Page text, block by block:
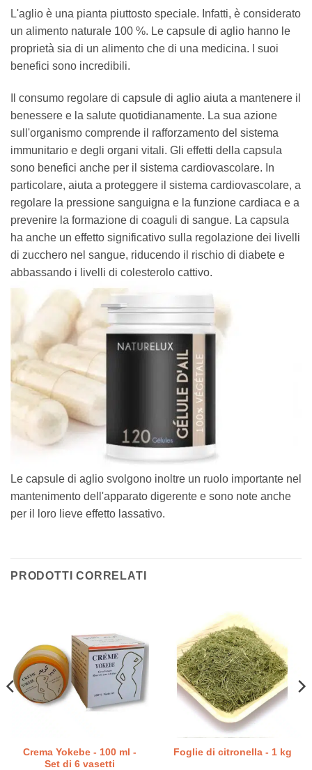
L'aglio è una pianta piuttosto speciale. Infatti, è considerato
un alimento naturale 100 %. Le capsule di aglio hanno le
proprietà sia di un alimento che di una medicina. I suoi
benefici sono incredibili.
Il consumo regolare di capsule di aglio aiuta a mantenere il
benessere e la salute quotidianamente. La sua azione
sull'organismo comprende il rafforzamento del sistema
immunitario e degli organi vitali. Gli effetti della capsula
sono benefici anche per il sistema cardiovascolare. In
particolare, aiuta a proteggere il sistema cardiovascolare, a
regolare la pressione sanguigna e la funzione cardiaca e a
prevenire la formazione di coaguli di sangue. La capsula
ha anche un effetto significativo sulla regolazione dei livelli
di zucchero nel sangue, riducendo il rischio di diabete e
abbassando i livelli di colesterolo cattivo.
Le capsule di aglio svolgono inoltre un ruolo importante nel
mantenimento dell'apparato digerente e sono note anche
per il loro lieve effetto lassativo.
PRODOTTI CORRELATI
Crema Yokebe - 100 ml -
Set di 6 vasetti
Foglie di citronella - 1 kg